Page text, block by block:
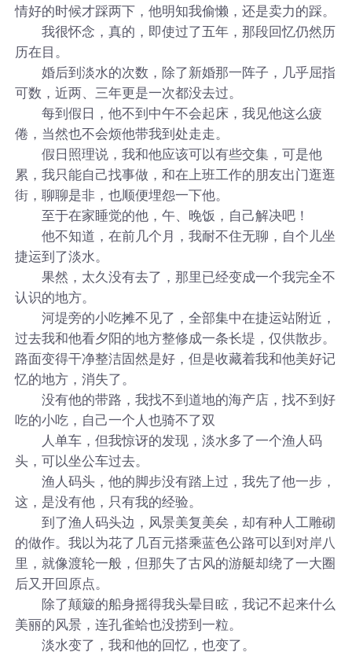
情好的时候才踩两下，他明知我偷懒，还是卖力的踩。
我很怀念，真的，即使过了五年，那段回忆仍然历
历在目。
婚后到淡水的次数，除了新婚那一阵子，几乎屈指
可数，近两、三年更是一次都没去过。
每到假日，他不到中午不会起床，我见他这么疲
倦，当然也不会烦他带我到处走走。
假日照理说，我和他应该可以有些交集，可是他
累，我只能自己找事做，和在上班工作的朋友出门逛逛
街，聊聊是非，也顺便埋怨一下他。
至于在家睡觉的他，午、晚饭，自己解决吧！
他不知道，在前几个月，我耐不住无聊，自个儿坐
捷运到了淡水。
果然，太久没有去了，那里已经变成一个我完全不
认识的地方。
河堤旁的小吃摊不见了，全部集中在捷运站附近，
过去我和他看夕阳的地方整修成一条长堤，仅供散步。
路面变得干净整洁固然是好，但是收藏着我和他美好记
忆的地方，消失了。
没有他的带路，我找不到道地的海产店，找不到好
吃的小吃，自己一个人也骑不了双
人单车，但我惊讶的发现，淡水多了一个渔人码
头，可以坐公车过去。
渔人码头，他的脚步没有踏上过，我先了他一步，
这，是没有他，只有我的经验。
到了渔人码头边，风景美复美矣，却有种人工雕砌
的做作。我以为花了几百元搭乘蓝色公路可以到对岸八
里，就像渡轮一般，但那失了古风的游艇却绕了一大圈
后又开回原点。
除了颠簸的船身摇得我头晕目眩，我记不起来什么
美丽的风景，连孔雀蛤也没捞到一粒。
淡水变了，我和他的回忆，也变了。